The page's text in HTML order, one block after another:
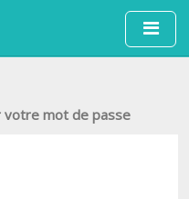
au contenu principal
votre mot de passe